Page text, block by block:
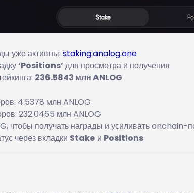
уже активны: staking.analog.one
‘Positions’для просмотра и получения
236.5843 млн ANLOG
4.5378 млн ANLOG
232.0465 млн ANLOG
чтобы получать награды и усиливать onchain-
через вкладки Stake и Positions